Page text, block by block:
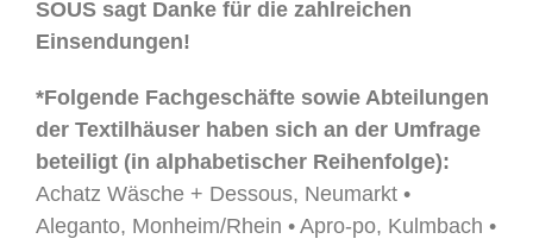
SOUS sagt Danke für die zahlreichen
Einsendungen!
*Folgende Fachgeschäfte sowie Abteilungen
der Textilhäuser haben sich an der Umfrage
beteiligt (in alphabetischer Reihenfolge):
Achatz Wäsche + Dessous, Neumarkt •
Aleganto, Monheim/Rhein • Apro-po, Kulmbach •